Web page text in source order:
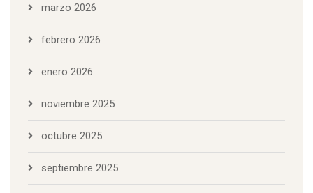
marzo 2026
febrero 2026
enero 2026
noviembre 2025
octubre 2025
septiembre 2025